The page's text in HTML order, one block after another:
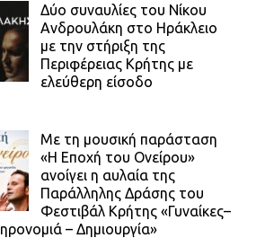
Δύο συναυλίες του Νίκου
Ανδρουλάκη στο Ηράκλειο
με την στήριξη της
Περιφέρειας Κρήτης με
ελεύθερη είσοδο
Με τη μουσική παράσταση
«Η Εποχή του Ονείρου»
ανοίγει η αυλαία της
Παράλληλης Δράσης του
Φεστιβάλ Κρήτης «Γυναίκες–
– Δημιουργία»